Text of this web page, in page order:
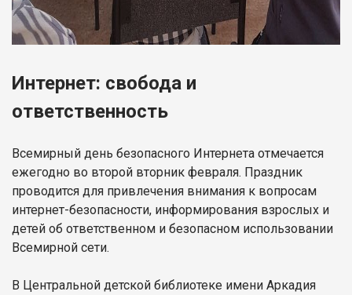
Интернет: свобода и
ответственность
Всемирный день безопасного Интернета отмечается
ежегодно во второй вторник февраля. Праздник
проводится для привлечения внимания к вопросам
интернет-безопасности, информирования взрослых и
детей об ответственном и безопасном использовании
Всемирной сети.
В Центральной детской библиотеке имени Аркадия